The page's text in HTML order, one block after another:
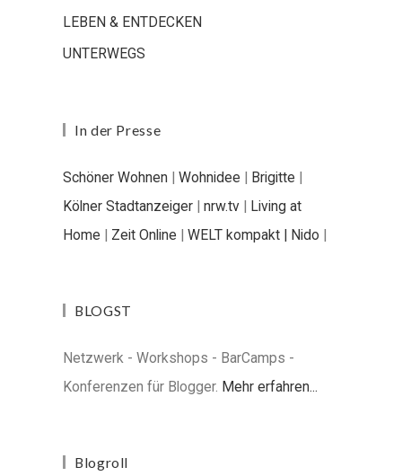
LEBEN & ENTDECKEN
UNTERWEGS
In der Presse
Schöner Wohnen | Wohnidee | Brigitte |
Kölner Stadtanzeiger | nrw.tv | Living at
Home | Zeit Online | WELT kompakt | Nido |
BLOGST
Netzwerk - Workshops - BarCamps -
Konferenzen für Blogger. Mehr erfahren...
Blogroll